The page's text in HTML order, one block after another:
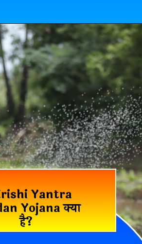
Yantra
Yojana क्या
है?